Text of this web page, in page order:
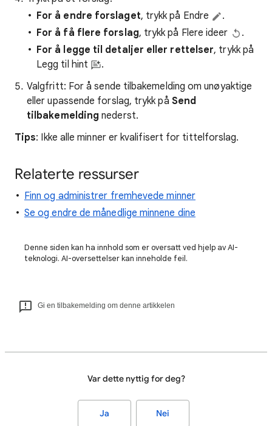
For å endre forslaget, trykk på Endre
.
For å få flere forslag, trykk på Flere ideer
.
For å legge til detaljer eller rettelser, trykk på
Legg til hint
.
Valgfritt: For å sende tilbakemelding om unøyaktige
eller upassende forslag, trykk på Send
tilbakemelding nederst.
Tips: Ikke alle minner er kvalifisert for tittelforslag.
Relaterte ressurser
Finn og administrer fremhevede minner
Se og endre de månedlige minnene dine
Denne siden kan ha innhold som er oversatt ved hjelp av AI-
teknologi. AI-oversettelser kan inneholde feil.
Gi en tilbakemelding om denne artikkelen
Var dette nyttig for deg?
Ja Nei